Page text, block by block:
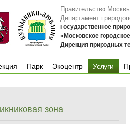
Правительство Москвы
Департамент
Государственное
«Московское
Дирекция природных
Парк
Экоцентр
Услуги
зона